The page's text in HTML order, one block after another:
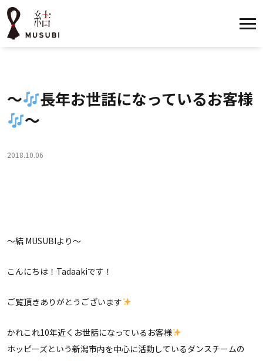
〜
長年お世話になっているお客様
〜
2018.10.06
〜結 MUSUBIより〜
こんにちは！Tadaakiです！
ご覧頂きありがとうございます
かれこれ10年近くお世話になっているお客様
ホッピーズという新潟市内を中心に活動しているダンスチームの